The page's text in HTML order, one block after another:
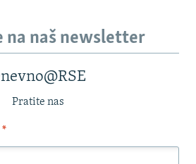
na naš newsletter
Pratite nas
*